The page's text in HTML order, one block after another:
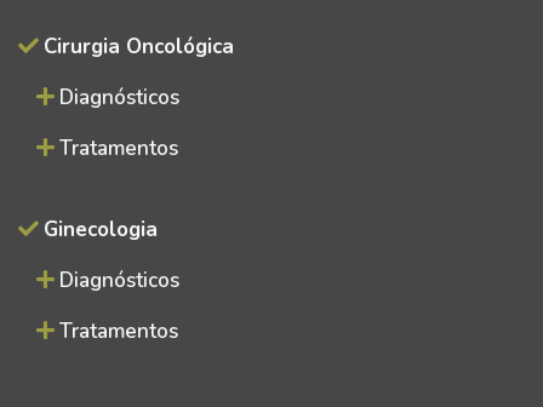
Cirurgia Oncológica
Diagnósticos
Tratamentos
Ginecologia
Diagnósticos
Tratamentos